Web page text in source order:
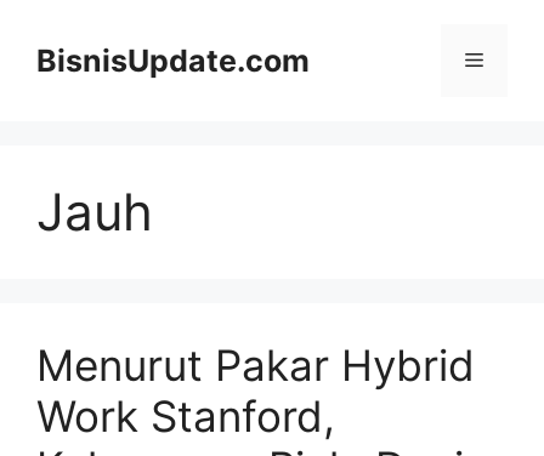
BisnisUpdate.com Menu
Jauh
Menurut Pakar Hybrid
Work Stanford,